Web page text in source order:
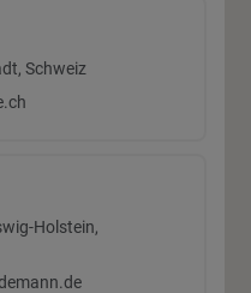
Schweiz
Holstein,